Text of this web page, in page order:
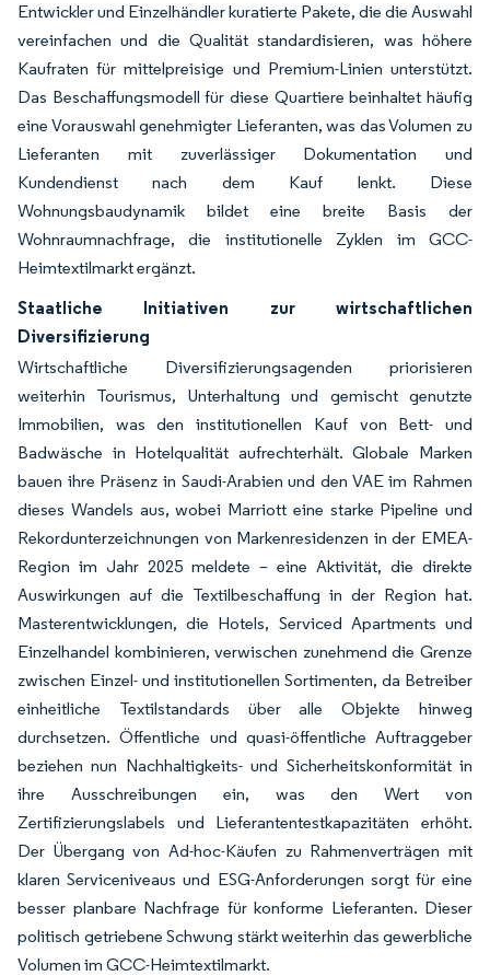
Entwickler und Einzelhändler kuratierte Pakete, die die Auswahl
vereinfachen und die Qualität standardisieren, was höhere
Kaufraten für mittelpreisige und Premium-Linien unterstützt.
Das Beschaffungsmodell für diese Quartiere beinhaltet häufig
eine Vorauswahl genehmigter Lieferanten, was das Volumen zu
Lieferanten mit zuverlässiger Dokumentation und
Kundendienst nach dem Kauf lenkt. Diese
Wohnungsbaudynamik bildet eine breite Basis der
Wohnraumnachfrage, die institutionelle Zyklen im GCC-
Heimtextilmarkt ergänzt.
Staatliche Initiativen zur wirtschaftlichen
Diversifizierung
Wirtschaftliche Diversifizierungsagenden priorisieren
weiterhin Tourismus, Unterhaltung und gemischt genutzte
Immobilien, was den institutionellen Kauf von Bett- und
Badwäsche in Hotelqualität aufrechterhält. Globale Marken
bauen ihre Präsenz in Saudi-Arabien und den VAE im Rahmen
dieses Wandels aus, wobei Marriott eine starke Pipeline und
Rekordunterzeichnungen von Markenresidenzen in der EMEA-
Region im Jahr 2025 meldete – eine Aktivität, die direkte
Auswirkungen auf die Textilbeschaffung in der Region hat.
Masterentwicklungen, die Hotels, Serviced Apartments und
Einzelhandel kombinieren, verwischen zunehmend die Grenze
zwischen Einzel- und institutionellen Sortimenten, da Betreiber
einheitliche Textilstandards über alle Objekte hinweg
durchsetzen. Öffentliche und quasi-öffentliche Auftraggeber
beziehen nun Nachhaltigkeits- und Sicherheitskonformität in
ihre Ausschreibungen ein, was den Wert von
Zertifizierungslabels und Lieferantentestkapazitäten erhöht.
Der Übergang von Ad-hoc-Käufen zu Rahmenverträgen mit
klaren Serviceniveaus und ESG-Anforderungen sorgt für eine
besser planbare Nachfrage für konforme Lieferanten. Dieser
politisch getriebene Schwung stärkt weiterhin das gewerbliche
Volumen im GCC-Heimtextilmarkt.